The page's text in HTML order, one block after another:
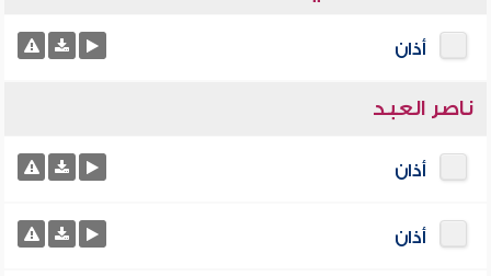
أذان
ناصر العبد
أذان
أذان